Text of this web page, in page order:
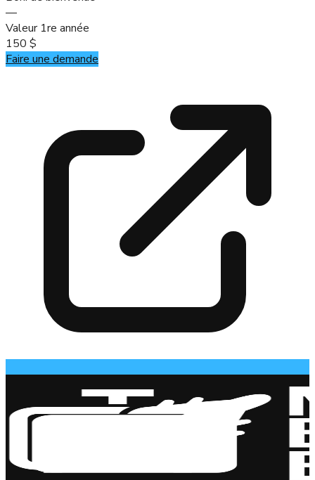
—
Valeur 1re année
150 $
Faire une demande